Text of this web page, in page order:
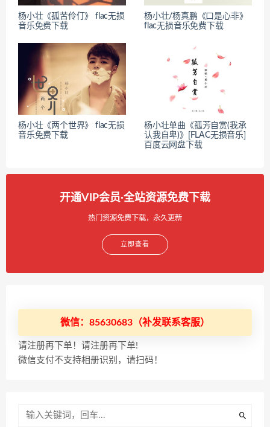
杨小壮《孤苦伶仃》 flac无损
音乐免费下载
杨小壮/杨真鹏《口是心非》
flac无损音乐免费下载
杨小壮《两个世界》 flac无损
音乐免费下载
杨小壮单曲《孤芳自赏(我承
认我自卑)》[FLAC无损音乐]
百度云网盘下载
开通VIP会员·全站资源免费下载
热门资源免费下载，永久更新
立即查看
微信：85630683（补发联系客服）
请注册再下单！请注册再下单!
微信支付不支持相册识别，请扫码！